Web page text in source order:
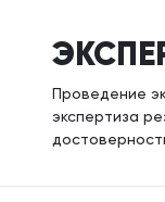
Проведение
экспертиза